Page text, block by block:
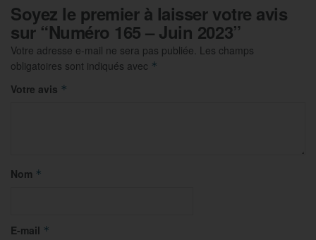
Soyez le premier à laisser votre avis
sur “Numéro 165 – Juin 2023”
Votre adresse e-mail ne sera pas publiée. Les champs
obligatoires sont indiqués avec *
Votre avis *
Nom *
E-mail *